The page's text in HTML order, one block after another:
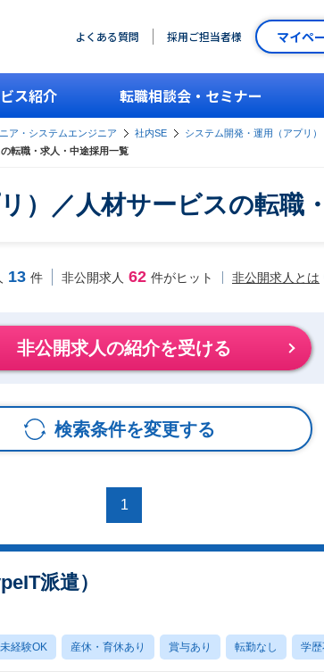
よくある質問 採用ご担当者様 マイペ
ス紹介 転職相談会・セミナー
ア・システムエンジニア 社内SE システム開発・運用（アプリ）
転職・求人・中途採用一覧
）／人材サービスの転職
13 件 非公開求人 62 件がヒット 非公開求人とは
非公開求人の紹介を受ける
検索条件を変更する
1
派遣）
経験OK 産休・育休あり 賞与あり 転勤なし 学歴